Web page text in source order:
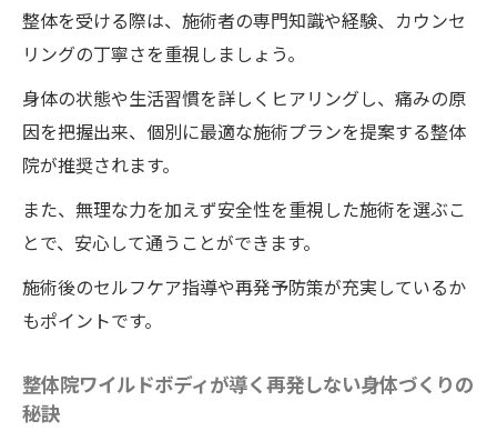
康維持を目指すポイント
短時間で痛み解消を目指す整体院ワイルドボデ
ィの施術の魅力
短時間で整体院ワイルドボディが痛みを消
す仕組みを解説
整体院ワイルドボディならではの時短施術
のメリットとは
忙しい方にも整体院ワイルドボディが選ば
れる理由を紹介
性の体験談まとめ
整体を受ける際は、施術者の専門知識や経験、カウンセ
リングの丁寧さを重視しましょう。
身体の状態や生活習慣を詳しくヒアリングし、痛みの原
因を把握出来、個別に最適な施術プランを提案する整体
院が推奨されます。
また、無理な力を加えず安全性を重視した施術を選ぶこ
とで、安心して通うことができます。
施術後のセルフケア指導や再発予防策が充実しているか
もポイントです。
整体院ワイルドボディが導く再発しない身体づくりの
秘訣